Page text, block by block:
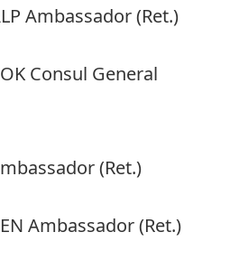
Ambassador (Ret.)
Consul General
(Ret.)
Ambassador (Ret.)